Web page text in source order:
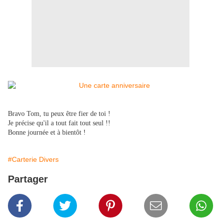
Bravo Tom, tu peux être fier de toi !
Je précise qu'il a tout fait tout seul !!
Bonne journée et à bientôt !
#Carterie Divers
Partager